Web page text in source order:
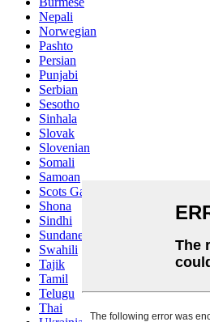
Nepali
Norwegian
Pashto
Persian
Punjabi
Serbian
Sesotho
Sinhala
Slovak
Slovenian
Somali
Samoan
Scots Gaelic
Shona
Sindhi
Sundanese
Swahili
Tajik
Tamil
Telugu
Thai